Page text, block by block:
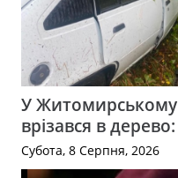
У Житомирському
врізався в
Субота, 8 Серпня, 2026